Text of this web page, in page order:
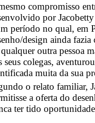
compromisso
por
período no qual, em
design ainda
outra pessoa
seus colegas,
muita da sua
o relato familiar,
a oferta do
ter tido